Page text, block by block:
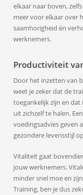
elkaar naar boven,
meer voor elkaar over
saamhorigheid én
werknemers.
Productiviteit
Door het inzetten van
weet je zeker dat de
toegankelijk zijn en
uit zichzelf te halen.
voedingsadvies geven
gezondere levensstijl
Vitaliteit gaat
jouw werknemers.
minder snel moe en
Training, ben je dus